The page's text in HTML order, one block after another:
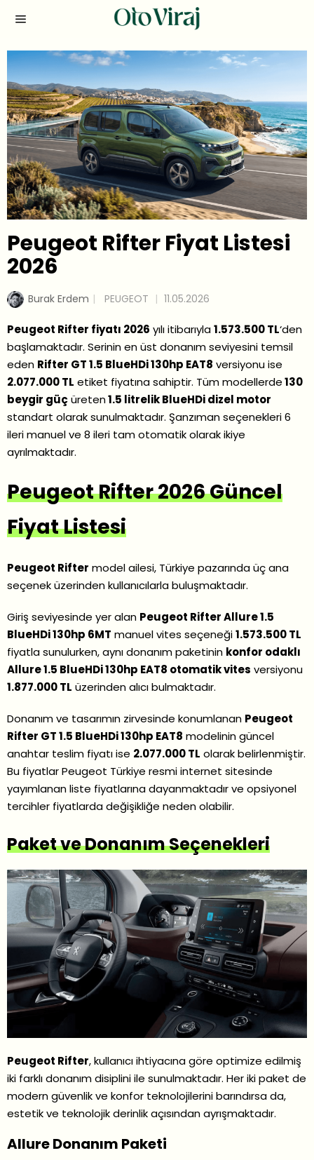
Peugeot Rifter Fiyat Listesi
2026
Burak Erdem PEUGEOT 11.05.2026
Peugeot Rifter fiyatı 2026 yılı itibarıyla1.573.500 TL‘den
başlamaktadır. Serinin en üst donanım seviyesini temsil
eden Rifter GT 1.5 BlueHDi 130hp EAT8 versiyonu ise
2.077.000 TL etiket fiyatına sahiptir. Tüm modellerde130
beygir güçüreten1.5 litrelik BlueHDi dizel motor
standart olarak sunulmaktadır. Şanzıman seçenekleri 6
ileri manuel ve 8 ileri tam otomatik olarak ikiye
ayrılmaktadır.
Peugeot Rifter 2026 Güncel
Fiyat Listesi
Peugeot Rifter model ailesi, Türkiye pazarında üç ana
seçenek üzerinden kullanıcılarla buluşmaktadır.
Giriş seviyesinde yer alan Peugeot Rifter Allure 1.5
BlueHDi 130hp 6MT manuel vites seçeneği1.573.500 TL
fiyatla sunulurken, aynı donanım paketinin konfor odaklı
Allure 1.5 BlueHDi 130hp EAT8 otomatik vites versiyonu
1.877.000 TL üzerinden alıcı bulmaktadır.
Donanım ve tasarımın zirvesinde konumlanan Peugeot
Rifter GT 1.5 BlueHDi 130hp EAT8 modelinin güncel
anahtar teslim fiyatı ise 2.077.000 TL olarak belirlenmiştir.
Bu fiyatlar Peugeot Türkiye resmi internet sitesinde
yayımlanan liste fiyatlarına dayanmaktadır ve opsiyonel
tercihler fiyatlarda değişikliğe neden olabilir.
Paket ve Donanım Seçenekleri
Peugeot Rifter, kullanıcı ihtiyacına göre optimize edilmiş
iki farklı donanım disiplini ile sunulmaktadır. Her iki paket de
modern güvenlik ve konfor teknolojilerini barındırsa da,
estetik ve teknolojik derinlik açısından ayrışmaktadır.
Allure Donanım Paketi